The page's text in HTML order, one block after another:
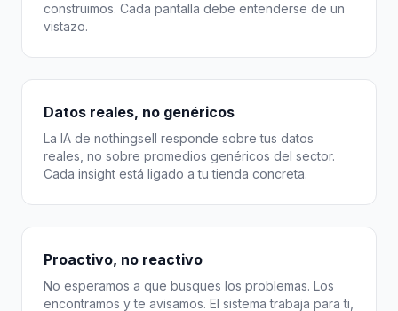
construimos. Cada pantalla debe entenderse de un
vistazo.
Datos reales, no genéricos
La IA de nothingsell responde sobre tus datos
reales, no sobre promedios genéricos del sector.
Cada insight está ligado a tu tienda concreta.
Proactivo, no reactivo
No esperamos a que busques los problemas. Los
encontramos y te avisamos. El sistema trabaja para ti,